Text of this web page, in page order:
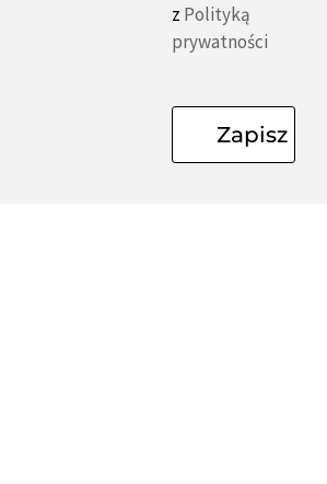
z Polityką
prywatności